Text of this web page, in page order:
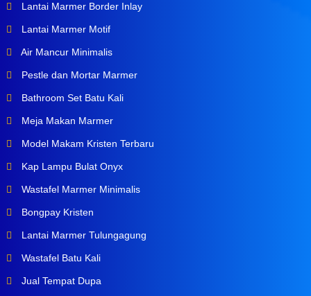
Lantai Marmer Border Inlay
Lantai Marmer Motif
Air Mancur Minimalis
Pestle dan Mortar Marmer
Bathroom Set Batu Kali
Meja Makan Marmer
Model Makam Kristen Terbaru
Kap Lampu Bulat Onyx
Wastafel Marmer Minimalis
Bongpay Kristen
Lantai Marmer Tulungagung
Wastafel Batu Kali
Jual Tempat Dupa